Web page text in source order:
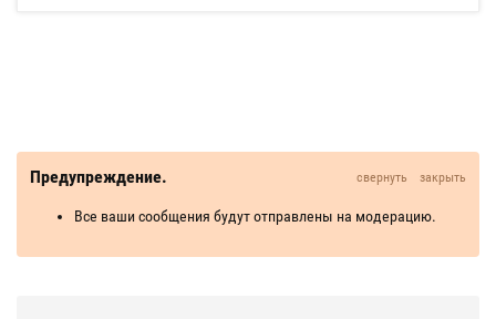
Предупреждение. свернуть закрыть
Все ваши сообщения будут отправлены на модерацию.